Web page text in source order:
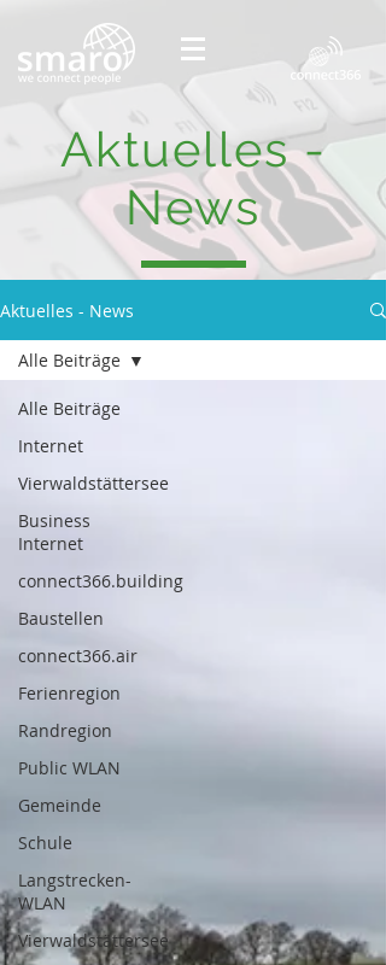
Aktuelles -
News
Aktuelles - News
Alle Beiträge
Internet
Vierwaldstättersee
Business
Internet
connect366.building
Baustellen
connect366.air
Ferienregion
Randregion
Public WLAN
Gemeinde
Schule
Langstrecken-
WLAN
Vierwaldstättersee
Alle Beiträge